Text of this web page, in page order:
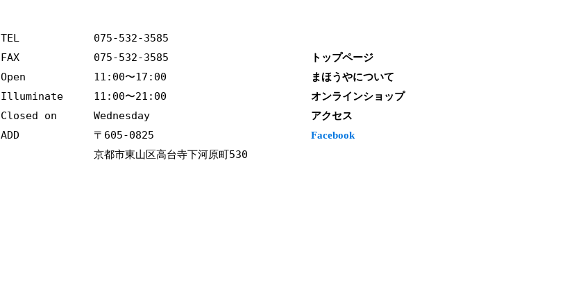
TEL
FAX
Open
Illuminate
Closed on
ADD
075-532-3585
075-532-3585
11:00〜17:00
11:00〜21:00
Wednesday
〒605-0825
京都市東山区高台寺下河原町530
トップページ
まほうやについて
オンラインショップ
アクセス
Facebook